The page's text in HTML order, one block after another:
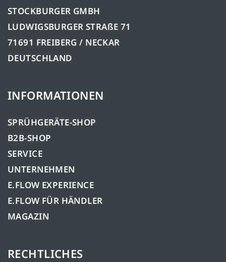
STOCKBURGER GMBH
LUDWIGSBURGER STRAßE 71
71691 FREIBERG / NECKAR
DEUTSCHLAND
INFORMATIONEN
SPRÜHGERÄTE-SHOP
B2B-SHOP
SERVICE
UNTERNEHMEN
E.FLOW EXPERIENCE
E.FLOW FÜR HÄNDLER
MAGAZIN
RECHTLICHES